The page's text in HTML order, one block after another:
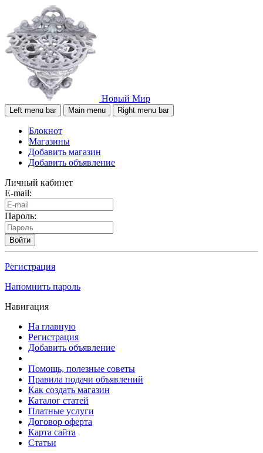
Новый Мир
Left menu bar Main menu Right menu bar
Блокнот
Магазины
Добавить магазин
Добавить объявление
Личный кабинет
E-mail:
Пароль:
Войти
Регистрация
Напомнить пароль
Навигация
На главную
Регистрация
Добавить объявление
Помощь, полезные советы
Правила подачи объявлений
Как создать магазин
Каталог статей
Платные услуги
Договор оферта
Карта сайта
Статьи